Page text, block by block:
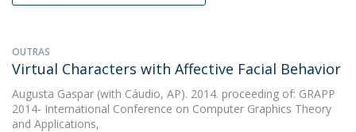
OUTRAS
Virtual Characters with Affective Facial Behavior
Augusta Gaspar (with Cáudio, AP). 2014. proceeding of: GRAPP
2014- International Conference on Computer Graphics Theory
and Applications,